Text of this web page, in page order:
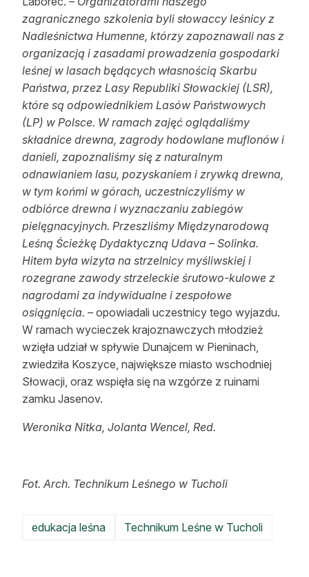
zagranicznego szkolenia byli słowaccy leśnicy z
Nadleśnictwa Humenne, którzy zapoznawali nas z
organizacją i zasadami prowadzenia gospodarki
leśnej w lasach będących własnością Skarbu
Państwa, przez Lasy Republiki Słowackiej (LSR),
które są odpowiednikiem Lasów Państwowych
(LP) w Polsce. W ramach zajęć oglądaliśmy
składnice drewna, zagrody hodowlane muflonów i
danieli, zapoznaliśmy się z naturalnym
odnawianiem lasu, pozyskaniem i zrywką drewna,
w tym końmi w górach, uczestniczyliśmy w
odbiórce drewna i wyznaczaniu zabiegów
pielęgnacyjnych. Przeszliśmy Międzynarodową
Leśną Ścieżkę Dydaktyczną Udava – Solinka.
Hitem była wizyta na strzelnicy myśliwskiej i
rozegrane zawody strzeleckie śrutowo-kulowe z
nagrodami za indywidualne i zespołowe
osiągnięcia. – opowiadali uczestnicy tego wyjazdu.
W ramach wycieczek krajoznawczych młodzież
wzięła udział w spływie Dunajcem w Pieninach,
zwiedziła Koszyce, największe miasto wschodniej
Słowacji, oraz wspięła się na wzgórze z ruinami
zamku Jasenov.
Weronika Nitka, Jolanta Wencel, Red.
Fot. Arch. Technikum Leśnego w Tucholi
edukacja leśna Technikum Leśne w Tucholi